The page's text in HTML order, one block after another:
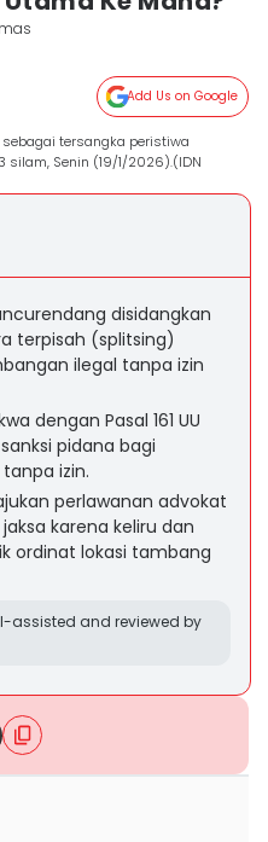
Add Us on Google
tersangka peristiwa
Senin (19/1/2026).(IDN
disidangkan
terpisah (splitsing)
ilegal tanpa izin
dengan Pasal 161 UU
pidana bagi
izin.
perlawanan advokat
karena keliru dan
ordinat lokasi tambang
assisted and reviewed by